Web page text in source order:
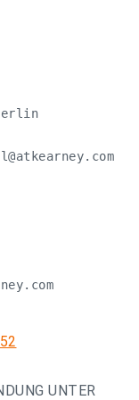
UNTER